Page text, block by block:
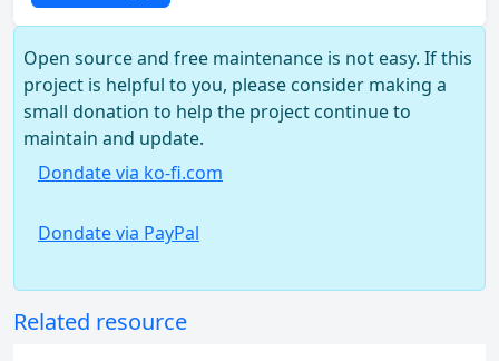
Open source and free maintenance is not easy. If this
project is helpful to you, please consider making a
small donation to help the project continue to
maintain and update.
Dondate via ko-fi.com
Dondate via PayPal
Related resource